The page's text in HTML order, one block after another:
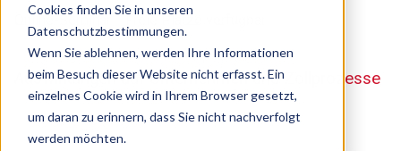
Cookies finden Sie in unseren
Datenschutzbestimmungen.
Wenn Sie ablehnen, werden Ihre Informationen
beim Besuch dieser Website nicht erfasst. Ein
einzelnes Cookie wird in Ihrem Browser gesetzt,
um daran zu erinnern, dass Sie nicht nachverfolgt
werden möchten.
Online-Seminar Freie Plätze verfügbar
Auswirkungen auf Unternehmen und Zollprozesse